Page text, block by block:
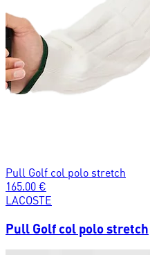
Pull Golf col polo stretch
165.00 €
LACOSTE
Pull Golf col polo stretch